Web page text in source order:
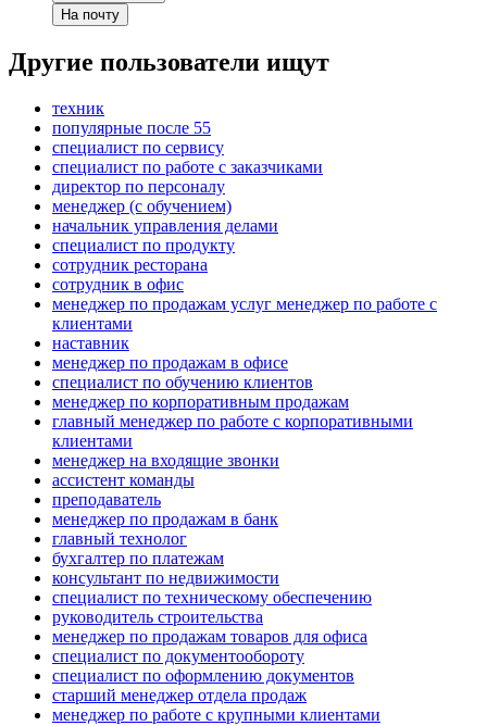
На почту
Другие пользователи ищут
техник
популярные после 55
специалист по сервису
специалист по работе с заказчиками
директор по персоналу
менеджер (с обучением)
начальник управления делами
специалист по продукту
сотрудник ресторана
сотрудник в офис
менеджер по продажам услуг менеджер по работе с
клиентами
наставник
менеджер по продажам в офисе
специалист по обучению клиентов
менеджер по корпоративным продажам
главный менеджер по работе с корпоративными
клиентами
менеджер на входящие звонки
ассистент команды
преподаватель
менеджер по продажам в банк
главный технолог
бухгалтер по платежам
консультант по недвижимости
специалист по техническому обеспечению
руководитель строительства
менеджер по продажам товаров для офиса
специалист по документообороту
специалист по оформлению документов
старший менеджер отдела продаж
менеджер по работе с крупными клиентами